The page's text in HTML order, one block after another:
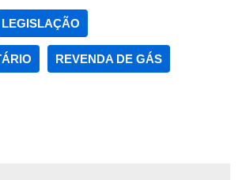
LEGISLAÇÃO
REVENDA DE GÁS